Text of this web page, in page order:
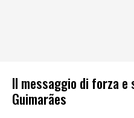
Il messaggio di forza e
Guimarães